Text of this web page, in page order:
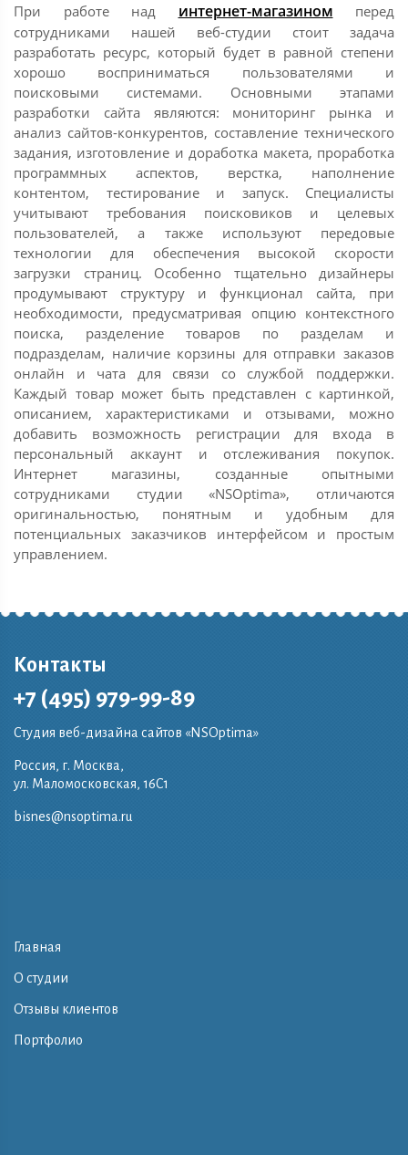
При работе над интернет-магазином перед
сотрудниками нашей веб-студии стоит задача
разработать ресурс, который будет в равной степени
хорошо восприниматься пользователями и
поисковыми системами. Основными этапами
разработки сайта являются: мониторинг рынка и
анализ сайтов-конкурентов, составление технического
задания, изготовление и доработка макета, проработка
программных аспектов, верстка, наполнение
контентом, тестирование и запуск. Специалисты
учитывают требования поисковиков и целевых
пользователей, а также используют передовые
технологии для обеспечения высокой скорости
загрузки страниц. Особенно тщательно дизайнеры
продумывают структуру и функционал сайта, при
необходимости, предусматривая опцию контекстного
поиска, разделение товаров по разделам и
подразделам, наличие корзины для отправки заказов
онлайн и чата для связи со службой поддержки.
Каждый товар может быть представлен с картинкой,
описанием, характеристиками и отзывами, можно
добавить возможность регистрации для входа в
персональный аккаунт и отслеживания покупок.
Интернет магазины, созданные опытными
сотрудниками студии «NSOptima», отличаются
оригинальностью, понятным и удобным для
потенциальных заказчиков интерфейсом и простым
управлением.
Контакты
+7 (495) 979-99-89
Студия веб-дизайна сайтов «NSOptima»
Россия, г. Москва,
ул. Маломосковская, 16C1
bisnes@nsoptima.ru
Главная
О студии
Отзывы клиентов
Портфолио